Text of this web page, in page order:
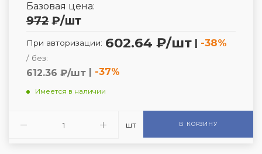
Базовая цена:
972 ₽/шт
При авторизации: 602.64 ₽/шт | -38%
/ без:
612.36 ₽/шт -37%
Имеется в наличии
шт В КОРЗИНУ